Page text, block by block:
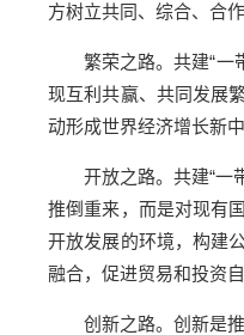
方树立共同、综合、合
繁荣之路。共建“一
现互利共赢、共同发展
动形成世界经济增长新
开放之路。共建“一
推倒重来，而是对现有
开放发展的环境，构建
融合，促进贸易和投资
创新之路。创新是